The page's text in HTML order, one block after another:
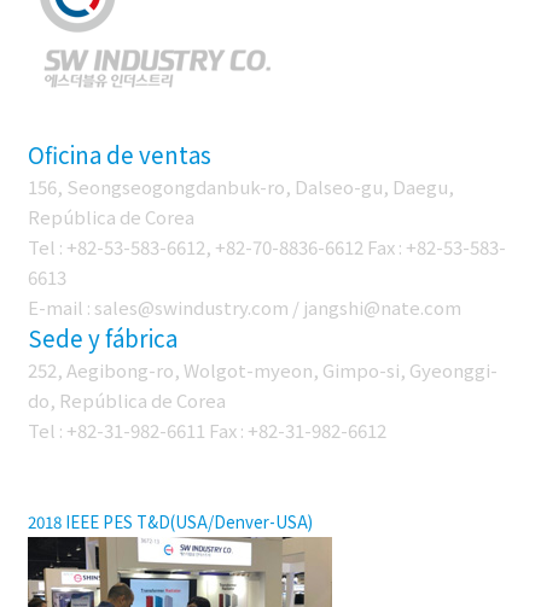
Oficina de ventas
156, Seongseogongdanbuk-ro, Dalseo-gu, Daegu,
República de Corea
Tel : +82-53-583-6612, +82-70-8836-6612 Fax : +82-53-583-
6613
E-mail : sales@swindustry.com / jangshi@nate.com
Sede y fábrica
252, Aegibong-ro, Wolgot-myeon, Gimpo-si, Gyeonggi-
do, República de Corea
Tel : +82-31-982-6611 Fax : +82-31-982-6612
2018 IEEE PES T&D(USA/Denver-USA)